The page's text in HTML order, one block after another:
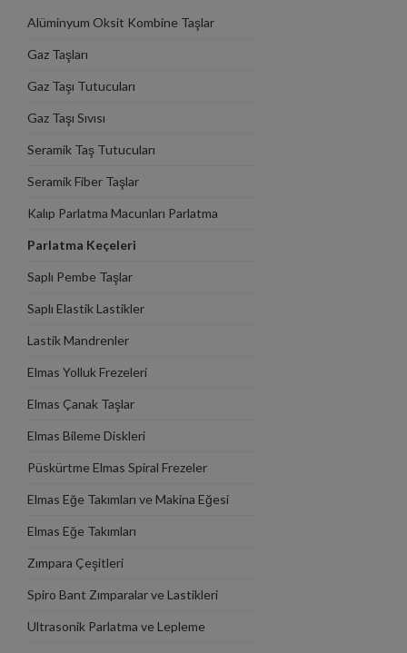
Alüminyum Oksit Kombine Taşlar
Gaz Taşları
Gaz Taşı Tutucuları
Gaz Taşı Sıvısı
Seramik Taş Tutucuları
Seramik Fiber Taşlar
Kalıp Parlatma Macunları Parlatma
Parlatma Keçeleri
Saplı Pembe Taşlar
Saplı Elastik Lastikler
Lastik Mandrenler
Elmas Yolluk Frezeleri
Elmas Çanak Taşlar
Elmas Bileme Diskleri
Püskürtme Elmas Spiral Frezeler
Elmas Eğe Takımları ve Makina Eğesi
Elmas Eğe Takımları
Zımpara Çeşitleri
Spiro Bant Zımparalar ve Lastikleri
Ultrasonik Parlatma ve Lepleme